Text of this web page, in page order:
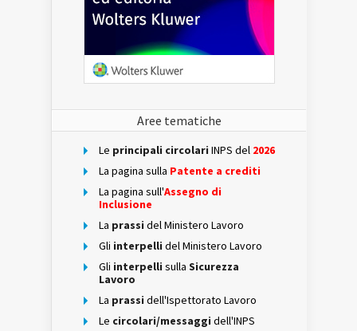
Aree tematiche
Le principali circolari INPS del 2026
La pagina sulla Patente a crediti
La pagina sull'Assegno di
Inclusione
La prassi del Ministero Lavoro
Gli interpelli del Ministero Lavoro
Gli interpelli sulla Sicurezza
Lavoro
La prassi dell'Ispettorato Lavoro
Le circolari/messaggi dell'INPS